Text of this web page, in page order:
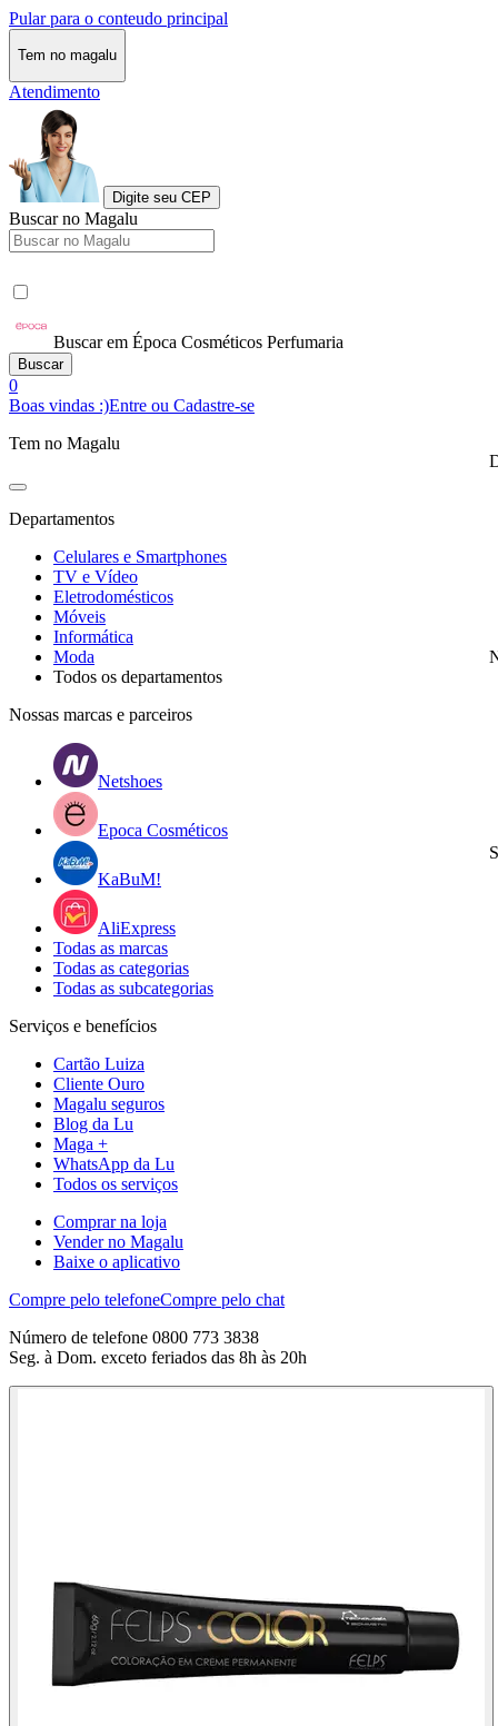
Pular para o conteudo principal
Tem no magalu
Atendimento
Digite seu CEP
Buscar no Magalu
Buscar em Época Cosméticos Perfumaria
Buscar
0
Boas vindas :)Entre ou Cadastre-se
Tem no Magalu
Departamentos
Celulares e Smartphones
TV e Vídeo
Eletrodomésticos
Móveis
Informática
Moda
Todos os departamentos
Nossas marcas e parceiros
Netshoes
Epoca Cosméticos
KaBuM!
AliExpress
Todas as marcas
Todas as categorias
Todas as subcategorias
Serviços e benefícios
Cartão Luiza
Cliente Ouro
Magalu seguros
Blog da Lu
Maga +
WhatsApp da Lu
Todos os serviços
Comprar na loja
Vender no Magalu
Baixe o aplicativo
Compre pelo telefoneCompre pelo chat
Número de telefone 0800 773 3838
Seg. à Dom. exceto feriados das 8h às 20h